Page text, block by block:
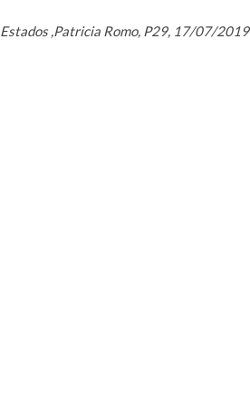
,Patricia Romo, P29, 17/07/2019